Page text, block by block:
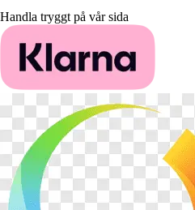
Handla tryggt på vår sida